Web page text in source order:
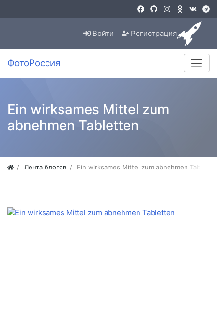
Войти Регистрация
ФотоРоссия
Ein wirksames Mittel zum
abnehmen Tabletten
Лента блогов Ein wirksames Mittel zum abnehmen